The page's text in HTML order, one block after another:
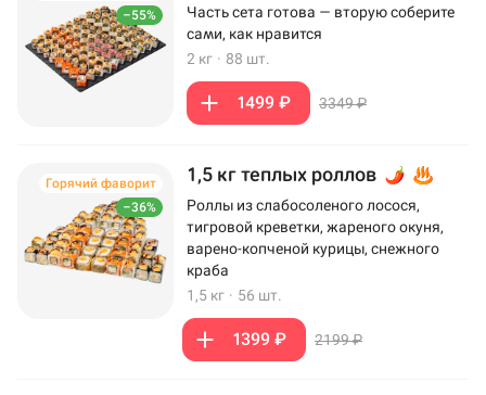
–55%
Часть сета готова — вторую соберите
сами, как нравится
2 кг · 88 шт.
1499 ₽ 3349 ₽
–36%
Горячий фаворит 1,5 кг теплых роллов
Роллы из слабосоленого лосося,
тигровой креветки, жареного окуня,
варено-копченой курицы, снежного
краба
1,5 кг · 56 шт.
1399 ₽ 2199 ₽